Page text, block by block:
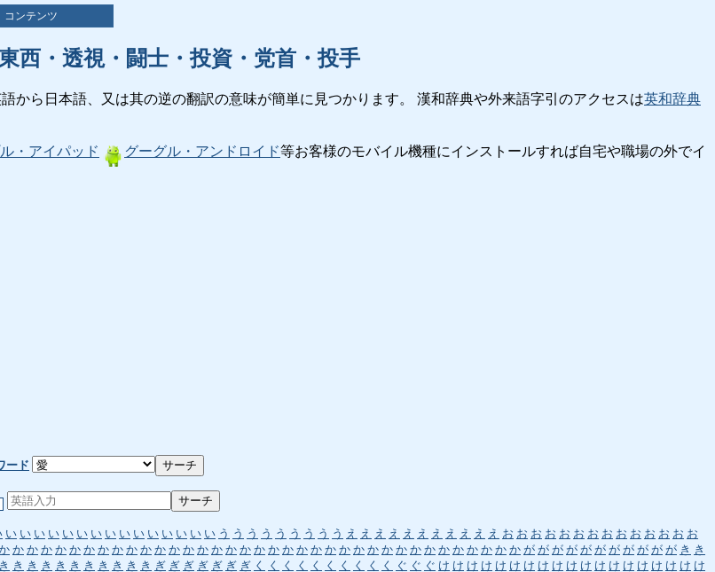
コンテンツ
西・透視・闘士・投資・党首・投手
から日本語、又は其の逆の翻訳の意味が簡単に見つかります。 漢和辞典や外来語字引のアクセスは英和辞典
・アイパッド グーグル・アンドロイド等お客様のモバイル機種にインストールすれば自宅や職場の外でイ
ード
い い い い い い い い い い い い い い い う う う う う う う う う え え え え え え え え え え え お お お お お お お お お お お お お お
か か か か か か か か か か か か か か か か か か か か か か か か か か か か か か か か か か か か が が が が が が が が が が が き き
き き き き き き き き き き き ぎ ぎ ぎ ぎ ぎ ぎ ぎ く く く く く く く く く く ぐ ぐ ぐ け け け け け け け け け け け け け け け け け け け